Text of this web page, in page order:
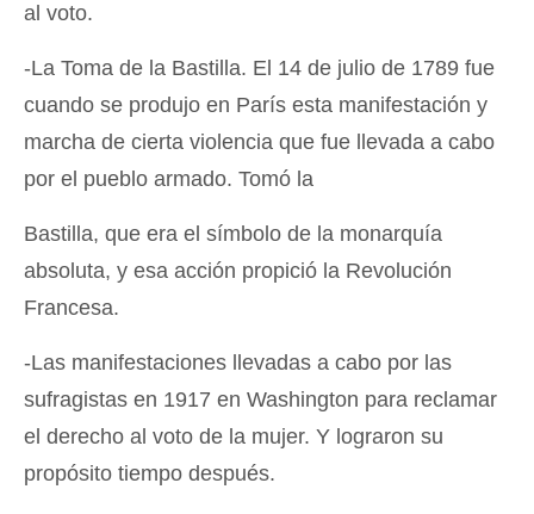
al voto.
-La Toma de la Bastilla. El 14 de julio de 1789 fue
cuando se produjo en París esta manifestación y
marcha de cierta violencia que fue llevada a cabo
por el pueblo armado. Tomó la
Bastilla, que era el símbolo de la monarquía
absoluta, y esa acción propició la Revolución
Francesa.
-Las manifestaciones llevadas a cabo por las
sufragistas en 1917 en Washington para reclamar
el derecho al voto de la mujer. Y lograron su
propósito tiempo después.